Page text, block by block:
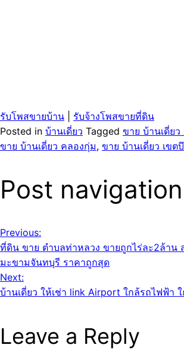
รับโพสขายบ้าน
รับจ้างโพสขายที่ดิน
Posted in บ้านเดี่ยว Tagged ขาย บ้านเดี่ย
ขาย บ้านเดี่ยว คลองกุ่ม, ขาย บ้านเดี่ยว เขต
Post navigation
Previous:
ที่ดิน ขาย ตำบลท่าหลวง ขายถูกไร่ละ2ล้าน
มะขามจันทบุรี ราคาถูกสุด
Next:
บ้านเดี่ยว ให้เช่า link Airport ใกล้รถไฟฟ้า
Leave a Reply